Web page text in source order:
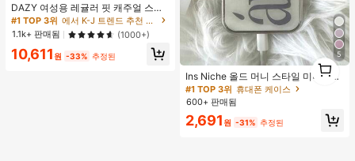
DAZY 여성용 레귤러 핏 캐주얼 스포
츠 지퍼업 봄버 재킷, 봄, 가을 여성 의
류 여성 코트
#1 TOP 3위
에서 K-J 트렌드 추천 상품 여성 아우터웨어
1.1k+ 판매됨
(1000+)
10,611 원 -33% 추정된 5
Ins Niche 올드 머니 스타일 미니멀리
스트 영국식 전기 도금 실버 엣지 풀
커버리지 휴대폰 케이스, 아이폰 16 프
로 맥스, 애플 17 프로 맥스, 1/3/12/11,
14 프로 호환 (태그 없음)
#1 TOP 3위 휴대폰 케이스
600+ 판매됨
2,691 원 -31% 추정된
1